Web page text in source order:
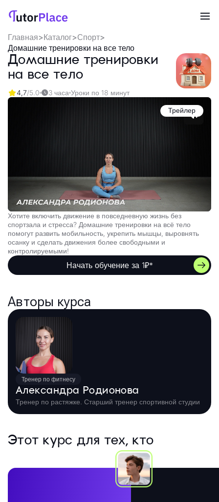
Главная>Каталог>Спорт>
Домашние тренировки на все тело
Домашние тренировки
на все тело
4,7/5.0 3 часа Уроки по 18 минут
Трейлер
Хотите включить движение в повседневную жизнь без
спортзала и стресса? Домашние тренировки на всё тело
помогут развить мобильность, укрепить мышцы, выровнять
осанку и сделать движения более свободными и
контролируемыми!
Начать обучение за 1₽*
Авторы курса
Тренер по фитнесу
Александра Родионова
Тренер по растяжке. Старший тренер спортивной студии
Этот курс для тех, кто